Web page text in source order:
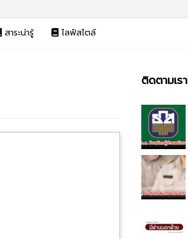
สาระน่ารู้ ไลฟ์สไตล์
ติดตามเรา